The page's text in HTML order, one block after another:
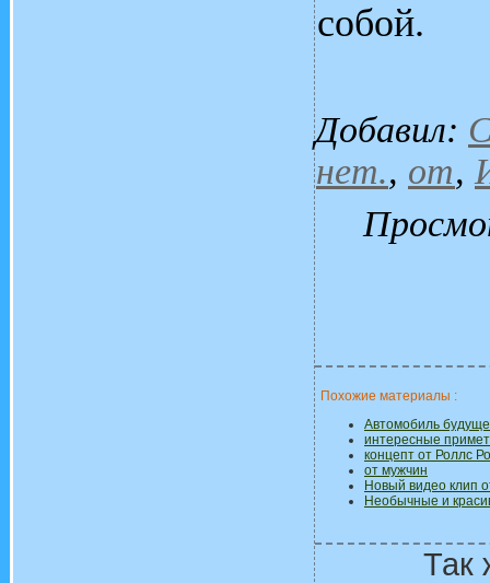
собой.
Добавил:
нет., от,
Похожие материалы :
Автомобиль
интересные
концепт от Роллс
от мужчин
Новый видео клип
Необычные и
Так